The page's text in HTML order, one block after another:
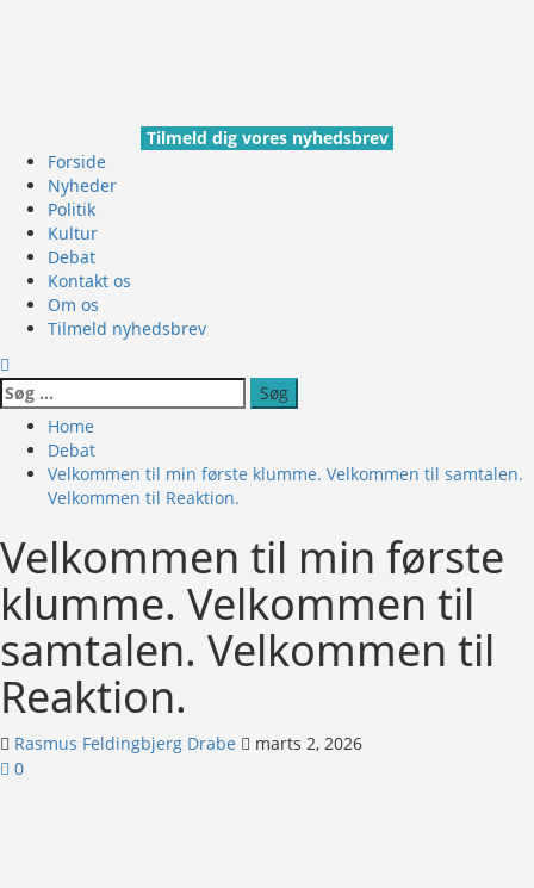
Tilmeld dig vores nyhedsbrev
Primary
Menu
Forside
Nyheder
Politik
Kultur
Debat
Kontakt os
Om os
Tilmeld nyhedsbrev
Søg
efter:
Home
Debat
Velkommen til min første klumme. Velkommen til samtalen.
Velkommen til Reaktion.
Velkommen til min første
klumme. Velkommen til
samtalen. Velkommen til
Reaktion.
Rasmus Feldingbjerg Drabe
marts 2, 2026
0